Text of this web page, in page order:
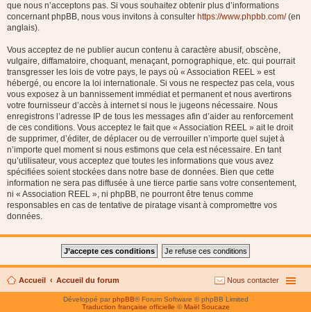
que nous n’acceptons pas. Si vous souhaitez obtenir plus d’informations
concernant phpBB, nous vous invitons à consulter https://www.phpbb.com/(en
anglais).
Vous acceptez de ne publier aucun contenu à caractère abusif, obscène,
vulgaire, diffamatoire, choquant, menaçant, pornographique, etc. qui pourrait
transgresser les lois de votre pays, le pays où « Association REEL » est
hébergé, ou encore la loi internationale. Si vous ne respectez pas cela, vous
vous exposez à un bannissement immédiat et permanent et nous avertirons
votre fournisseur d’accès à internet si nous le jugeons nécessaire. Nous
enregistrons l’adresse IP de tous les messages afin d’aider au renforcement
de ces conditions. Vous acceptez le fait que « Association REEL » ait le droit
de supprimer, d’éditer, de déplacer ou de verrouiller n’importe quel sujet à
n’importe quel moment si nous estimons que cela est nécessaire. En tant
qu’utilisateur, vous acceptez que toutes les informations que vous avez
spécifiées soient stockées dans notre base de données. Bien que cette
information ne sera pas diffusée à une tierce partie sans votre consentement,
ni « Association REEL », ni phpBB, ne pourront être tenus comme
responsables en cas de tentative de piratage visant à compromettre vos
données.
Accueil Accueil du forum Nous contacter
Développé parphpBB® Forum Software © phpBB Limited
Traduction française officielle © Maël Soucaze